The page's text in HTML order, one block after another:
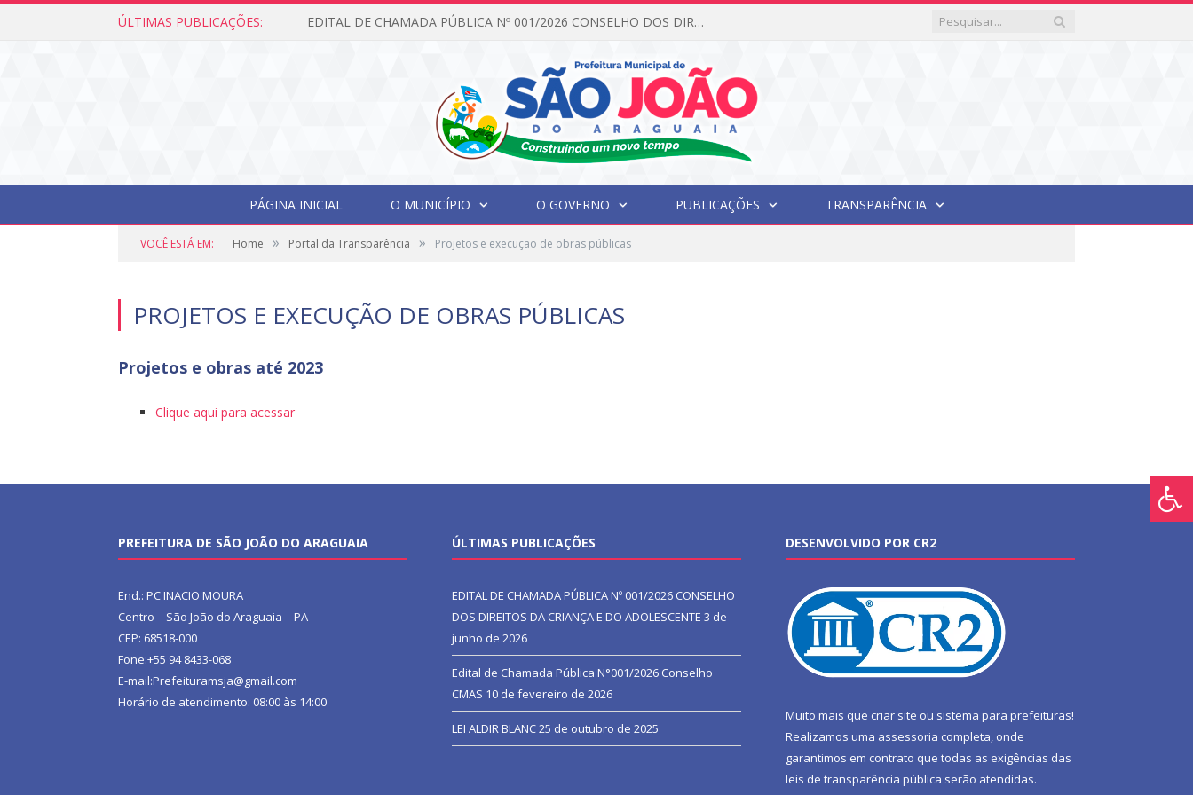
ÚLTIMAS PUBLICAÇÕES: EDITAL DE CHAMADA PÚBLICA Nº 001/2026 CONSELHO DOS DIREITOS DA CRIANÇA E DO ADOLESCENTE
PÁGINA INICIAL O MUNICÍPIO O GOVERNO PUBLICAÇÕES TRANSPARÊNCIA
VOCÊ ESTÁ EM: Home » Portal da Transparência » Projetos e execução de obras públicas
PROJETOS E EXECUÇÃO DE OBRAS PÚBLICAS
Projetos e obras até 2023
Clique aqui para acessar
PREFEITURA DE SÃO JOÃO DO ARAGUAIA
End.: PC INACIO MOURA
Centro – São João do Araguaia – PA
CEP: 68518-000
Fone:+55 94 8433-068
E-mail:Prefeituramsja@gmail.com
Horário de atendimento: 08:00 às 14:00
ÚLTIMAS PUBLICAÇÕES
EDITAL DE CHAMADA PÚBLICA Nº 001/2026 CONSELHO
DOS DIREITOS DA CRIANÇA E DO ADOLESCENTE 3 de
junho de 2026
Edital de Chamada Pública N°001/2026 Conselho
CMAS 10 de fevereiro de 2026
LEI ALDIR BLANC25 de outubro de 2025
DESENVOLVIDO POR CR2
Muito mais que criar site ou sistema para prefeituras!
Realizamos uma assessoria completa, onde
garantimos em contrato que todas as exigências das
leis de transparência pública serão atendidas.